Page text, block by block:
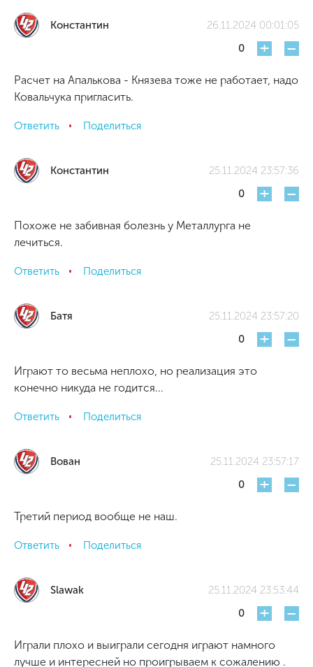
Константин
26.11.2024 00:01:05
0
+ -
Расчет на Апалькова - Князева тоже не работает, надо
Ковальчука пригласить.
Ответить Поделиться
Константин
25.11.2024 23:57:36
0
+ -
Похоже не забивная болезнь у Металлурга не
лечиться.
Ответить Поделиться
Батя
25.11.2024 23:57:20
0
+ -
Играют то весьма неплохо, но реализация это
конечно никуда не годится...
Ответить Поделиться
Вован
25.11.2024 23:57:17
0
+ -
Третий период вообще не наш.
Ответить Поделиться
Slawak
25.11.2024 23:53:44
0
+ -
Играли плохо и выиграли сегодня играют намного
лучше и интересней но проигрываем к сожалению .